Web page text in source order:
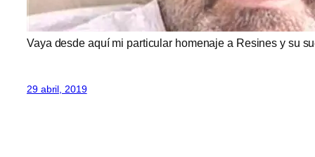
Vaya desde aquí mi particular homenaje a Resines y su
29 abril, 2019